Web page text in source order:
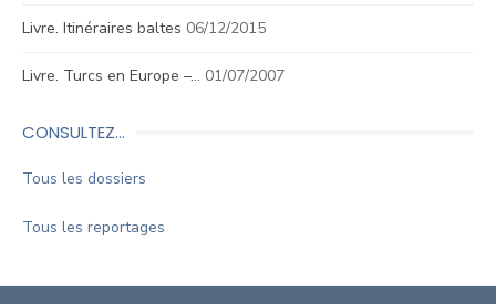
Livre. Itinéraires baltes 06/12/2015
Livre. Turcs en Europe –… 01/07/2007
CONSULTEZ…
Tous les dossiers
Tous les reportages